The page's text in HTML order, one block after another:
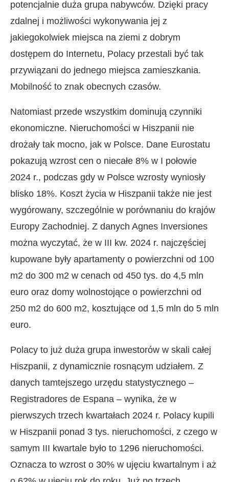
potencjalnie duża grupa nabywców. Dzięki pracy
zdalnej i możliwości wykonywania jej z
jakiegokolwiek miejsca na ziemi z dobrym
dostępem do Internetu, Polacy przestali być tak
przywiązani do jednego miejsca zamieszkania.
Mobilność to znak obecnych czasów.
Natomiast przede wszystkim dominują czynniki
ekonomiczne. Nieruchomości w Hiszpanii nie
drożały tak mocno, jak w Polsce. Dane Eurostatu
pokazują wzrost cen o niecałe 8% w I połowie
2024 r., podczas gdy w Polsce wzrosty wyniosły
blisko 18%. Koszt życia w Hiszpanii także nie jest
wygórowany, szczególnie w porównaniu do krajów
Europy Zachodniej. Z danych Agnes Inversiones
można wyczytać, że w III kw. 2024 r. najczęściej
kupowane były apartamenty o powierzchni od 100
m2 do 300 m2 w cenach od 450 tys. do 4,5 mln
euro oraz domy wolnostojące o powierzchni od
250 m2 do 600 m2, kosztujące od 1,5 mln do 5 mln
euro.
Polacy to już duża grupa inwestorów w skali całej
Hiszpanii, z dynamicznie rosnącym udziałem. Z
danych tamtejszego urzędu statystycznego –
Registradores de Espana – wynika, że w
pierwszych trzech kwartałach 2024 r. Polacy kupili
w Hiszpanii ponad 3 tys. nieruchomości, z czego w
samym III kwartale było to 1296 nieruchomości.
Oznacza to wzrost o 30% w ujęciu kwartalnym i aż